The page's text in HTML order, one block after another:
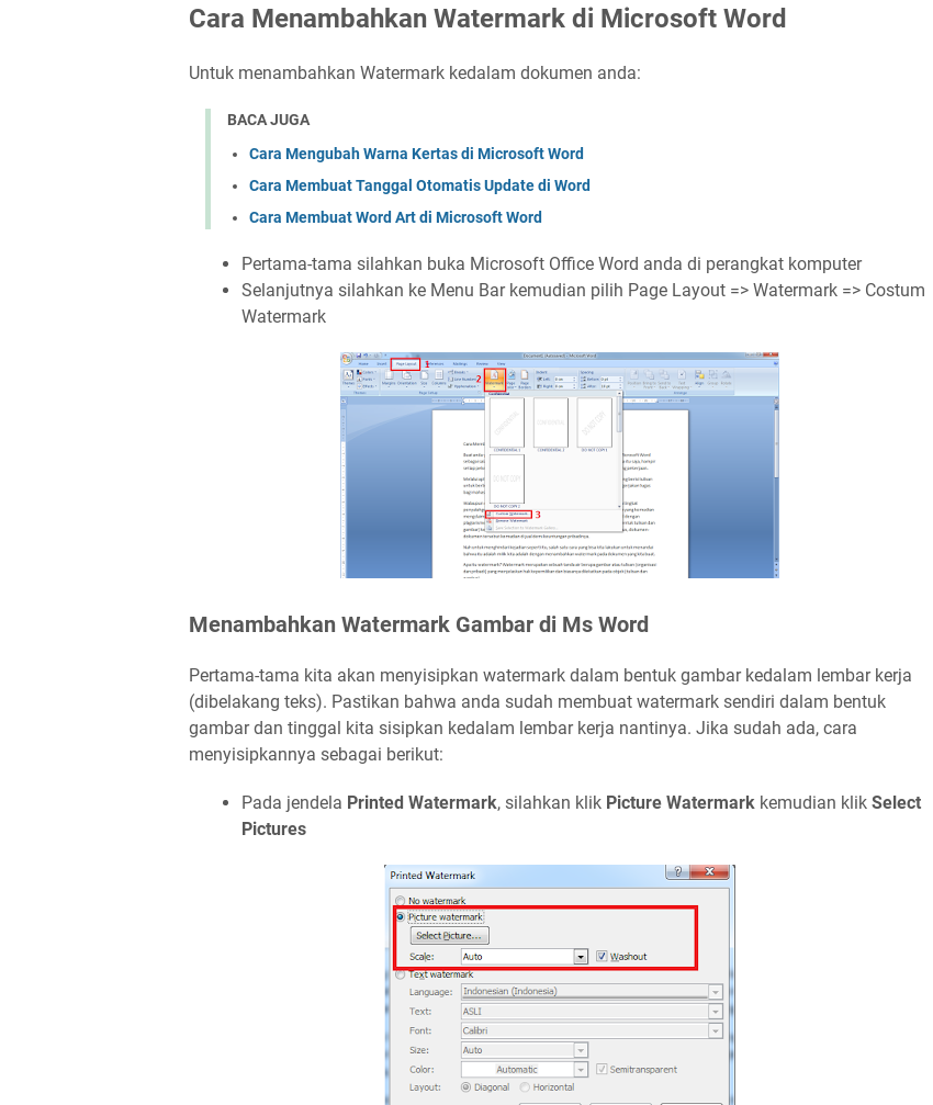
Cara Menambahkan Watermark di Microsoft Word
Untuk menambahkan Watermark kedalam dokumen anda:
BACA JUGA
Cara Mengubah Warna Kertas di Microsoft Word
Cara Membuat Tanggal Otomatis Update di Word
Cara Membuat Word Art di Microsoft Word
Pertama-tama silahkan buka Microsoft Office Word anda di perangkat komputer
Selanjutnya silahkan ke Menu Bar kemudian pilih Page Layout => Watermark => Costum
Watermark
Menambahkan Watermark Gambar di Ms Word
Pertama-tama kita akan menyisipkan watermark dalam bentuk gambar kedalam lembar kerja
(dibelakang teks). Pastikan bahwa anda sudah membuat watermark sendiri dalam bentuk
gambar dan tinggal kita sisipkan kedalam lembar kerja nantinya. Jika sudah ada, cara
menyisipkannya sebagai berikut:
Pada jendela Printed Watermark, silahkan klik Picture Watermark kemudian klik Select
Pictures